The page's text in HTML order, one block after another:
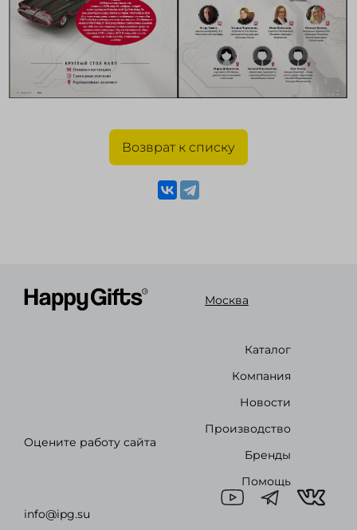
Возврат к списку
info@ipg.su
Оцените работу сайта
Москва
Каталог
Компания
Новости
Производство
Бренды
Помощь